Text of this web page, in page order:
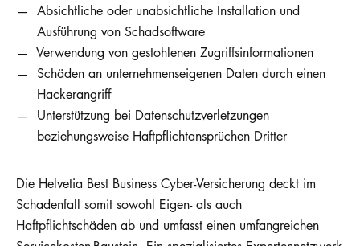
Absichtliche oder unabsichtliche Installation und
Ausführung von Schadsoftware
Verwendung von gestohlenen Zugriffsinformationen
Schäden an unternehmenseigenen Daten durch einen
Hackerangriff
Unterstützung bei Datenschutzverletzungen
beziehungsweise Haftpflichtansprüchen Dritter
Die Helvetia Best Business Cyber-Versicherung deckt im
Schadenfall somit sowohl Eigen- als auch
Haftpflichtschäden ab und umfasst einen umfangreichen